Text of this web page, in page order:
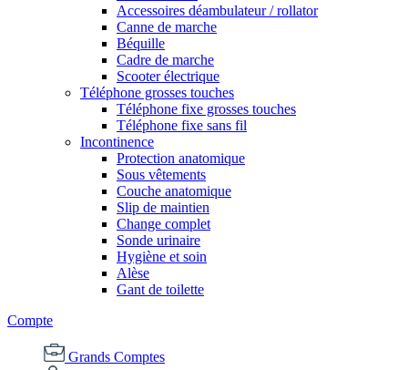
Accessoires déambulateur / rollator
Canne de marche
Béquille
Cadre de marche
Scooter électrique
Téléphone grosses touches
Téléphone fixe grosses touches
Téléphone fixe sans fil
Incontinence
Protection anatomique
Sous vêtements
Couche anatomique
Slip de maintien
Change complet
Sonde urinaire
Hygiène et soin
Alèse
Gant de toilette
Compte
Grands Comptes